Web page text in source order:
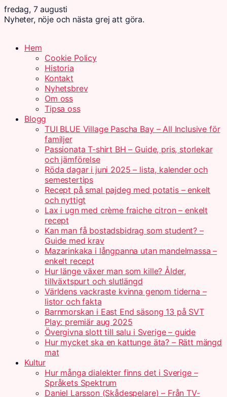
fredag, 7 augusti
Nyheter, nöje och nästa grej att göra.
Hem
Cookie Policy
Historia
Kontakt
Nyhetsbrev
Om oss
Tipsa oss
Blogg
TUI BLUE Village Pascha Bay – All Inclusive för
familjer
Passionata T-shirt BH – Guide, pris, storlekar
och jämförelse
Röda dagar i juni 2025 – lista, kalender och
semestertips
Recept på smal pajdeg med potatis – enkelt
och nyttigt
Lax i ugn med crème fraiche citron – enkelt
recept
Kan man få bostadsbidrag som student? –
Guide med krav
Mazarinkaka i långpanna utan mandelmassa –
enkelt recept
Hur länge växer man som kille? Ålder,
tillväxtspurt och slutlängd
Världens vackraste kvinna genom tiderna –
listor och fakta
Barnmorskan i East End säsong 13 på SVT
Play: premiär aug 2025
Övergivna slott till salu i Sverige – guide
Hur mycket ska en kattunge äta? – Rätt mängd
mat
Kultur
Hur många dialekter finns det i Sverige –
Språkets Spektrum
Daniel Larsson (Skådespelare) – Från TV-